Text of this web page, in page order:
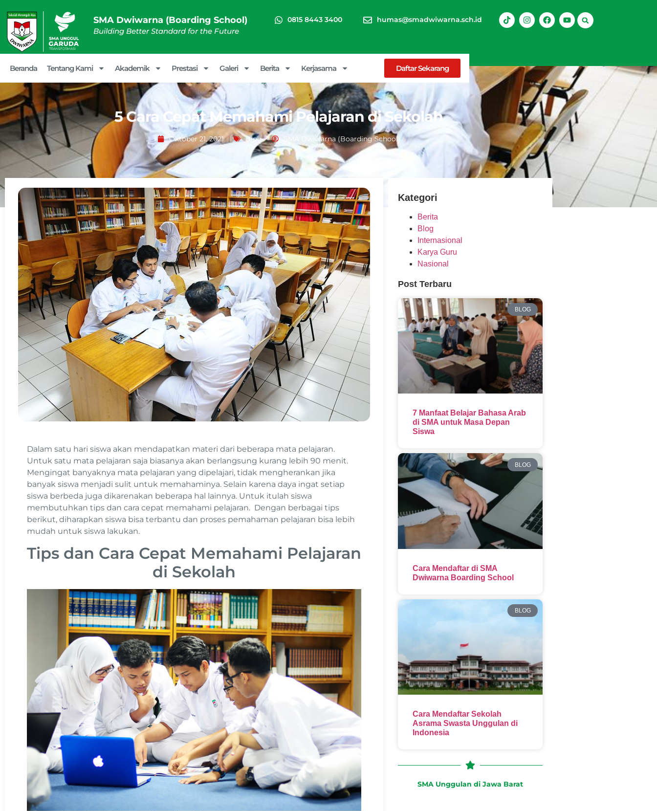
SMA Dwiwarna (Boarding School)
Building Better Standard for the Future
0815 8443 3400 humas@smadwiwarna.sch.id
Beranda Tentang Kami Akademik Prestasi Galeri Berita Kerjasama Daftar Sekarang
5 Cara Cepat Memahami Pelajaran di Sekolah
Oktober 21, 2021 Blog SMA Dwiwarna (Boarding School)
Dalam satu hari siswa akan mendapatkan materi dari beberapa mata pelajaran.
Untuk satu mata pelajaran saja biasanya akan berlangsung kurang lebih 90 menit.
Mengingat banyaknya mata pelajaran yang dipelajari, tidak mengherankan jika
banyak siswa menjadi sulit untuk memahaminya. Selain karena daya ingat setiap
siswa berbeda juga dikarenakan beberapa hal lainnya. Untuk itulah siswa
membutuhkan tips dan cara cepat memahami pelajaran. Dengan berbagai tips
berikut, diharapkan siswa bisa terbantu dan proses pemahaman pelajaran bisa lebih
mudah untuk siswa lakukan.
Tips dan Cara Cepat Memahami Pelajaran
di Sekolah
Kategori
Berita
Blog
Internasional
Karya Guru
Nasional
Post Terbaru
BLOG
7 Manfaat Belajar Bahasa Arab
di SMA untuk Masa Depan
Siswa
BLOG
Cara Mendaftar di SMA
Dwiwarna Boarding School
BLOG
Cara Mendaftar Sekolah
Asrama Swasta Unggulan di
Indonesia
SMA Unggulan di Jawa Barat